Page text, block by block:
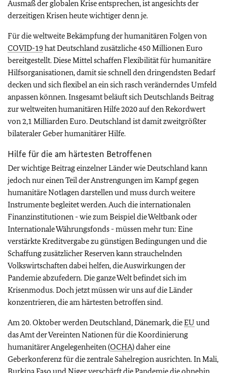
Ausmaß der globalen Krise entsprechen, ist angesichts der
derzeitigen Krisen heute wichtiger denn je.
Für die weltweite Bekämpfung der humanitären Folgen von
COVID-19hat Deutschland zusätzliche 450 Millionen Euro
bereitgestellt. Diese Mittel schaffen Flexibilität für humanitäre
Hilfsorganisationen, damit sie schnell den dringendsten Bedarf
decken und sich flexibel an ein sich rasch veränderndes Umfeld
anpassen können. Insgesamt beläuft sich Deutschlands Beitrag
zur weltweiten humanitären Hilfe 2020 auf den Rekordwert
von 2,1 Milliarden Euro. Deutschland ist damit zweitgrößter
bilateraler Geber humanitärer Hilfe.
Hilfe für die am härtesten Betroffenen
Der wichtige Beitrag einzelner Länder wie Deutschland kann
jedoch nur einen Teil der Anstrengungen im Kampf gegen
humanitäre Notlagen darstellen und muss durch weitere
Instrumente begleitet werden. Auch die internationalen
Finanzinstitutionen - wie zum Beispiel die Weltbank oder
Internationale Währungsfonds - müssen mehr tun: Eine
verstärkte Kreditvergabe zu günstigen Bedingungen und die
Schaffung zusätzlicher Reserven kann strauchelnden
Volkswirtschaften dabei helfen, die Auswirkungen der
Pandemie abzufedern. Die ganze Welt befindet sich im
Krisenmodus. Doch jetzt müssen wir uns auf die Länder
konzentrieren, die am härtesten betroffen sind.
Am 20. Oktober werden Deutschland, Dänemark, dieEU und
das Amt der Vereinten Nationen für die Koordinierung
humanitärer Angelegenheiten (OCHA) daher eine
Geberkonferenz für die zentrale Sahelregion ausrichten. In Mali,